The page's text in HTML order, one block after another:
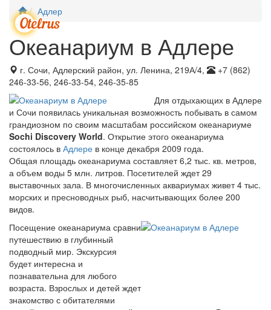
Адлер
Океанариум в Адлере
г. Сочи, Адлерский район, ул. Ленина, 219А/4,
+7 (862)
246-33-56, 246-33-54, 246-35-85
Для отдыхающих в Адлере
и Сочи появилась уникальная возможность побывать в самом
грандиозном по своим масштабам российском океанариуме
Sochi Discovery World. Открытие этого океанариума
состоялось в Адлере в конце декабря 2009 года.
Общая площадь океанариума составляет 6,2 тыс. кв. метров,
а объем воды 5 млн. литров. Посетителей ждет 29
выставочных зала. В многочисленных аквариумах живет 4 тыс.
морских и пресноводных рыб, насчитывающих более 200
видов.
Посещение океанариума сравни
путешествию в глубинный
подводный мир. Экскурсия
будет интересна и
познавательна для любого
возраста. Взрослых и детей ждет
знакомство с обитателями